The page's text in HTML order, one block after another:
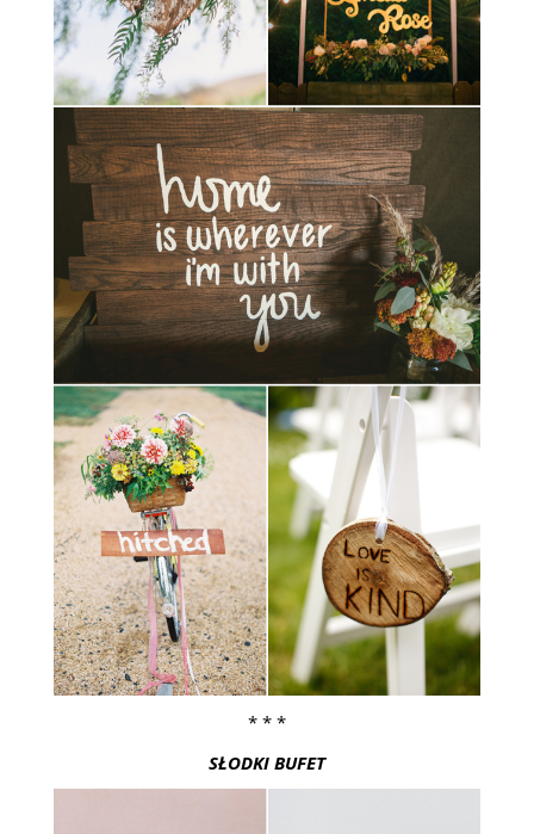
* * *
SŁODKI BUFET